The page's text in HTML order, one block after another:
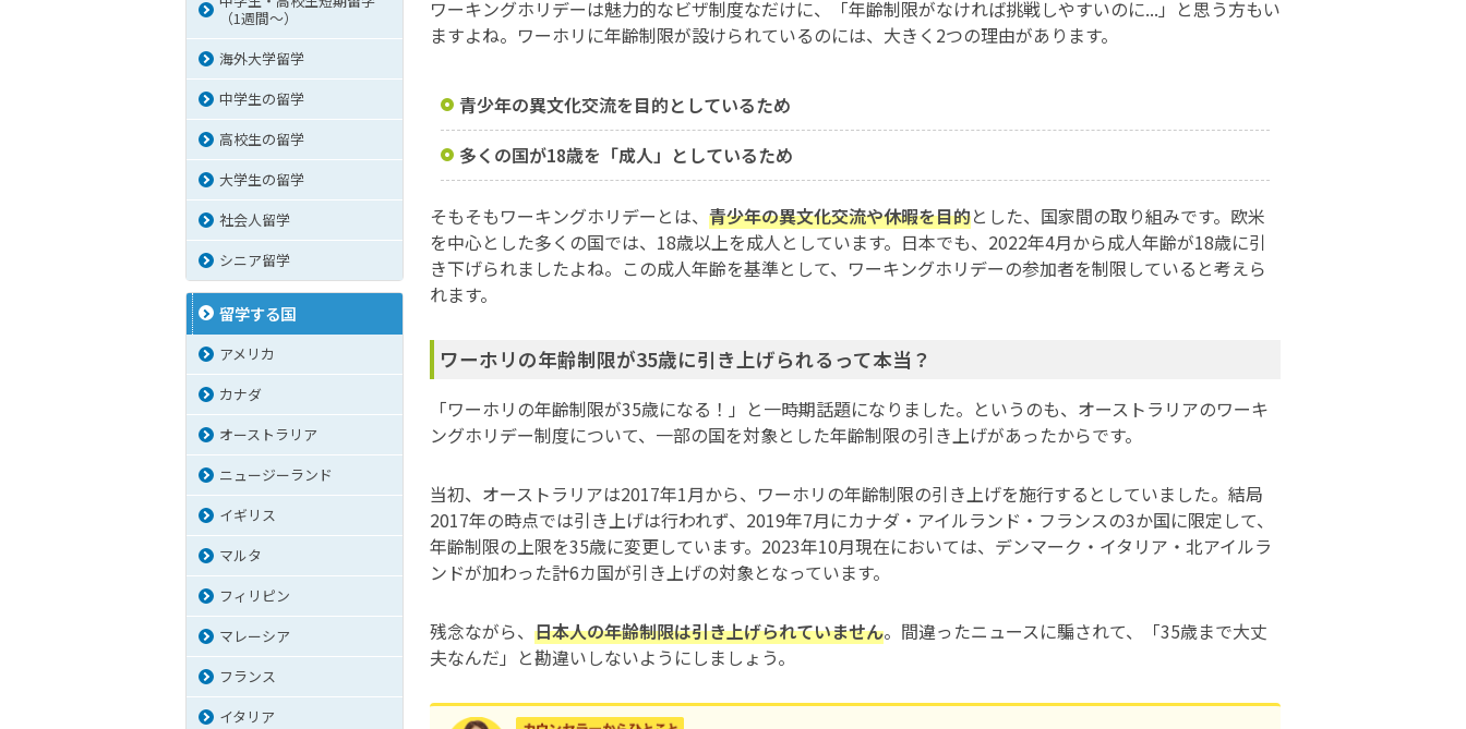
ワーキングホリデーは魅力的なビザ制度なだけに、「年齢制限がなければ挑戦しやすいのに...」と思う方もい
ますよね。ワーホリに年齢制限が設けられているのには、大きく2つの理由があります。
青少年の異文化交流を目的としているため
多くの国が18歳を「成人」としているため
そもそもワーキングホリデーとは、 青少年の異文化交流や休暇を目的とした、国家間の取り組みです。欧米
を中心とした多くの国では、18歳以上を成人としています。日本でも、2022年4月から成人年齢が18歳に引
き下げられましたよね。この成人年齢を基準として、ワーキングホリデーの参加者を制限していると考えら
れます。
ワーホリの年齢制限が35歳に引き上げられるって本当？
「ワーホリの年齢制限が35歳になる！」と一時期話題になりました。というのも、オーストラリアのワーキ
ングホリデー制度について、一部の国を対象とした年齢制限の引き上げがあったからです。
当初、オーストラリアは2017年1月から、ワーホリの年齢制限の引き上げを施行するとしていました。結局
2017年の時点では引き上げは行われず、2019年7月にカナダ・アイルランド・フランスの3か国に限定して、
年齢制限の上限を35歳に変更しています。2023年10月現在においては、デンマーク・イタリア・北アイルラ
ンドが加わった計6カ国が引き上げの対象となっています。
残念ながら、 日本人の年齢制限は引き上げられていません。間違ったニュースに騙されて、「35歳まで大丈
夫なんだ」と勘違いしないようにしましょう。
（1週間〜）
海外大学留学
中学生の留学
高校生の留学
大学生の留学
社会人留学
シニア留学
留学する国
アメリカ
カナダ
オーストラリア
ニュージーランド
イギリス
マルタ
フィリピン
マレーシア
フランス
イタリア